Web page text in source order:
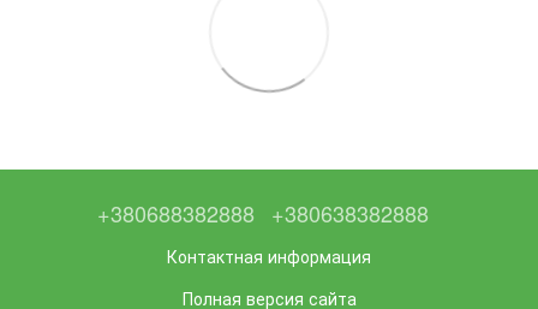
+380688382888 +380638382888
Контактная информация
Полная версия сайта